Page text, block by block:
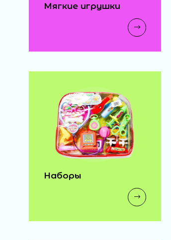
25 ₽
20 ₽
одежда д/бэби бона
(72)
140 ₽
Мягкие игрушки
Наборы